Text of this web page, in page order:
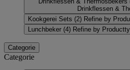
Drinkflessen &
Kookgerei Sets (2) Refine by
Lunchbeker (4) Refine by
Categorie
Categorie